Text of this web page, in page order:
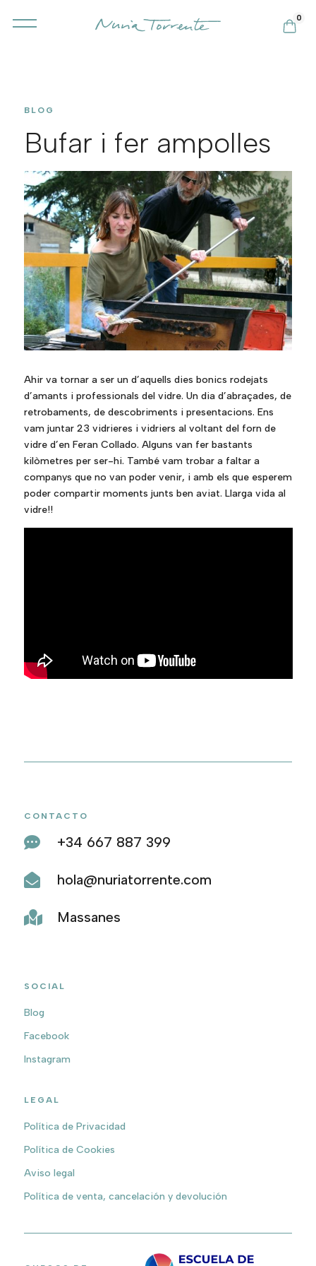
0
BLOG
Bufar i fer ampolles
Ahir va tornar a ser un d’aquells dies bonics rodejats
d’amants i professionals del vidre. Un dia d’abraçades, de
retrobaments, de descobriments i presentacions. Ens
vam juntar 23 vidrieres i vidriers al voltant del forn de
vidre d’en Feran Collado. Alguns van fer bastants
kilòmetres per ser-hi. També vam trobar a faltar a
companys que no van poder venir, i amb els que esperem
poder compartir moments junts ben aviat. Llarga vida al
vidre!!
CONTACTO
 +34 667 887 399
 hola@nuriatorrente.com
 Massanes
SOCIAL
Blog
Facebook
Instagram
LEGAL
Política de Privacidad
Política de Cookies
Aviso legal
Política de venta, cancelación y devolución